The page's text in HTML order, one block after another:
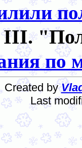
III.
по
Created by
Last